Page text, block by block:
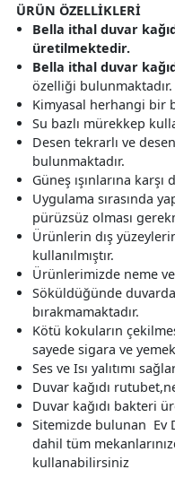
ÜRÜN ÖZELLİKLERİ
Bella ithal duvar
üretilmektedir.
Bella ithal duvar
özelliği bulunmaktadır.
Kimyasal herhangi bir
Su bazlı mürekkep
Desen tekrarlı ve
bulunmaktadır.
Güneş ışınlarına karşı
Uygulama sırasında
pürüzsüz olması
Ürünlerin dış
kullanılmıştır.
Ürünlerimizde neme
Söküldüğünde
bırakmamaktadır.
Kötü kokuların
sayede sigara ve
Ses ve Isı yalıtımı
Duvar kağıdı
Duvar kağıdı bakteri
Sitemizde bulunan Ev
dahil tüm
kullanabilirsiniz